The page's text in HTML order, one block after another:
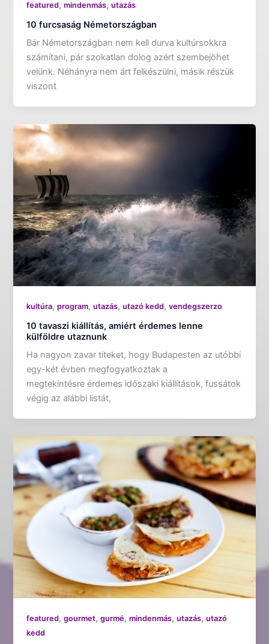
featured,mindenmás,utazás
10 furcsaság Németországban
Bár Németországban nem kell durva kultúrsokkra
számítani, pár szokatlan dolog azért szembejöhet
velünk. Néhányra nem árt felkészülni, másik részük
viszont
kultúra,program,utazás,utazó kedd,vendegszerzo
10 tavaszi kiállítás, amiért érdemes lenne
külföldre utaznunk
Ha nagyon zavar titeket, hogy Budapesten az utóbbi
egy-két évben megfogyatkoztak a
megtekintésre érdemes időszaki kiállítások, fussátok
végig az alábbi listát,
featured,gourmet,gurmé,mindenmás,utazás,utazó
kedd